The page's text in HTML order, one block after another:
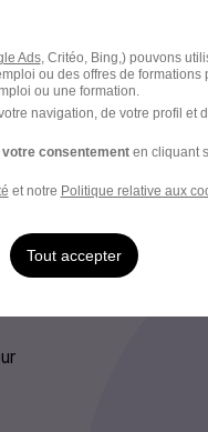
concrétiser vos projets
vous postulez.
Ads, Critéo, Bing,) pouvons
ou des offres de formations
ou une formation.
navigation, de votre profil et
consentementen cliquant
et notre Politique relative aux
Tout accepter